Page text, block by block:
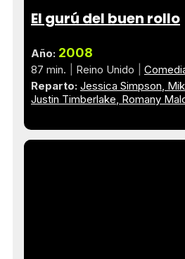
El gurú del buen rollo
Año: 2008
87 min. Reino Unido
Reparto: Jessica Simpson
Justin Timberlake Romany